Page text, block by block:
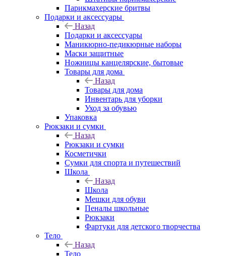
Парикмахерские бритвы
Подарки и аксессуары
Назад
Подарки и аксессуары
Маникюрно-педикюрные наборы
Маски защитные
Ножницы канцелярские, бытовые
Товары для дома
Назад
Товары для дома
Инвентарь для уборки
Уход за обувью
Упаковка
Рюкзаки и сумки
Назад
Рюкзаки и сумки
Косметички
Сумки для спорта и путешествий
Школа
Назад
Школа
Мешки для обуви
Пеналы школьные
Рюкзаки
Фартуки для детского творчества
Тело
Назад
Тело